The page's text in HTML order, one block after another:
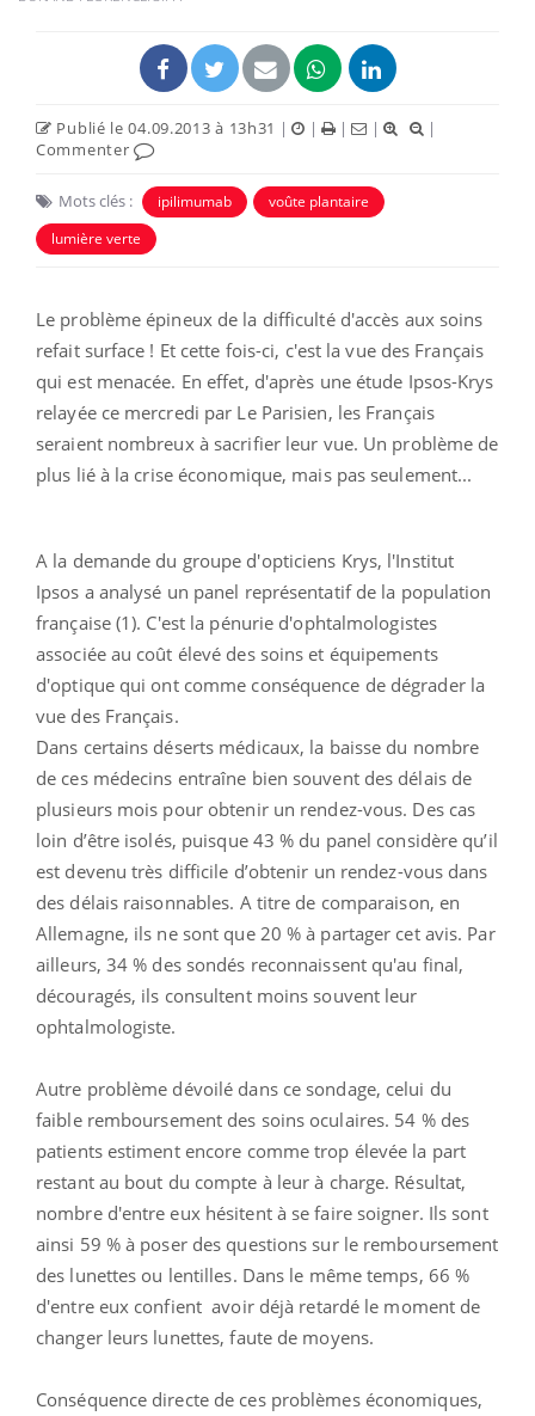
Publié le 04.09.2013 à 13h31 | | | |
|
Commenter
Mots clés : ipilimumab
voûte plantaire
lumière verte
Le problème épineux de la difficulté d'accès aux soins
refait surface ! Et cette fois-ci, c'est la vue des Français
qui est menacée. En effet, d'après une étude Ipsos-Krys
relayée ce mercredi par Le Parisien, les Français
seraient nombreux à sacrifier leur vue. Un problème de
plus lié à la crise économique, mais pas seulement...
A la demande du groupe d'opticiens Krys, l'Institut
Ipsos a analysé un panel représentatif de la population
française (1). C'est la pénurie d'ophtalmologistes
associée au coût élevé des soins et équipements
d'optique qui ont comme conséquence de dégrader la
vue des Français.
Dans certains déserts médicaux, la baisse du nombre
de ces médecins entraîne bien souvent des délais de
plusieurs mois pour obtenir un rendez-vous. Des cas
loin d’être isolés, puisque 43 % du panel considère qu’il
est devenu très difficile d’obtenir un rendez-vous dans
des délais raisonnables. A titre de comparaison, en
Allemagne, ils ne sont que 20 % à partager cet avis. Par
ailleurs, 34 % des sondés reconnaissent qu'au final,
découragés, ils consultent moins souvent leur
ophtalmologiste.
Autre problème dévoilé dans ce sondage, celui du
faible remboursement des soins oculaires. 54 % des
patients estiment encore comme trop élevée la part
restant au bout du compte à leur à charge. Résultat,
nombre d'entre eux hésitent à se faire soigner. Ils sont
ainsi 59 % à poser des questions sur le remboursement
des lunettes ou lentilles. Dans le même temps, 66 %
d'entre eux confient avoir déjà retardé le moment de
changer leurs lunettes, faute de moyens.
Conséquence directe de ces problèmes économiques,